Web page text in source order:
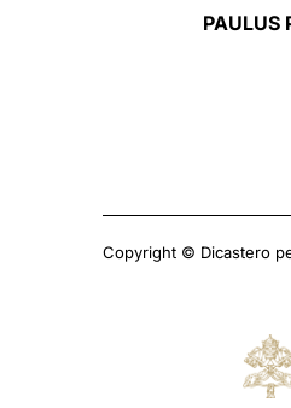
PAULUS
Copyright © Dicastero